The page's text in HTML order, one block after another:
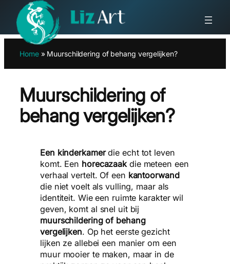
naar
de
Home» Muurschildering of behang vergelijken?
Muurschildering of
behang vergelijken?
Een kinderkamerdie echt tot leven
komt. Een horecazaakdie meteen een
verhaal vertelt. Of een kantoorwand
die niet voelt als vulling, maar als
identiteit. Wie een ruimte karakter wil
geven, komt al snel uit bij
muurschildering of behang
vergelijken. Op het eerste gezicht
lijken ze allebei een manier om een
muur mooier te maken, maar in de